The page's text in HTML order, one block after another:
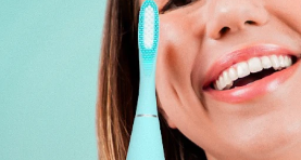
Mina
issa™ Teeth Whitening Set
Français
Italiano
Svenska
简体中文